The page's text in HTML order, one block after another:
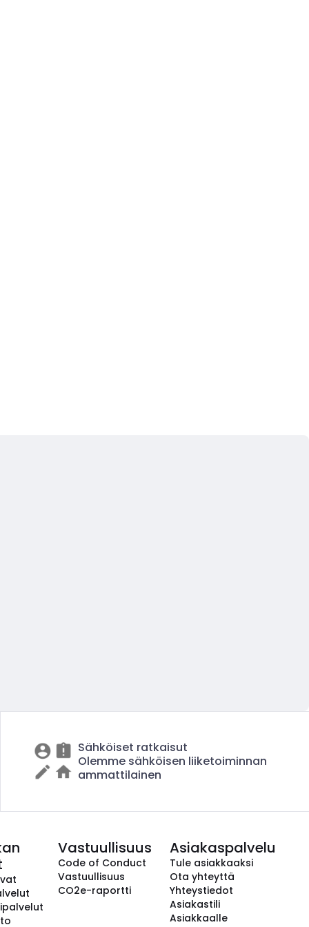
Sähköiset ratkaisut
Olemme sähköisen liiketoiminnan
ammattilainen
Vastuullisuus
Code of Conduct
Vastuullisuus
CO2e-raportti
Asiakaspalvelu
Tule asiakkaaksi
Ota yhteyttä
Yhteystiedot
Asiakastili
Asiakkaalle